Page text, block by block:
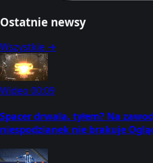
Ostatnie newsy
Wszystkie →
Wideo 00:09
Spacer drwala. tyłem? Na
niespodzianek nie brakuje